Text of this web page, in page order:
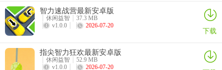
借力就是借助同一桌其他玩家的力量,大家肯定会疑问,凭什么别的玩家
要帮助你,这里的"帮助"是建立在其他玩家贪心的基础上,很多玩家都会
在游戏中瞄准大鱼猛打一通,但是打出大量炮弹后却没能打下,这条鱼在
射上几发炮弹就能借助之前玩家的力量成功捕鱼.
智力速战营最新安卓版
休闲益智
37.3 MB
v1.0.0
2026-07-20 下载
指尖智力狂欢最新安卓版
休闲益智
52.9 MB
v1.0.0
2026-07-20